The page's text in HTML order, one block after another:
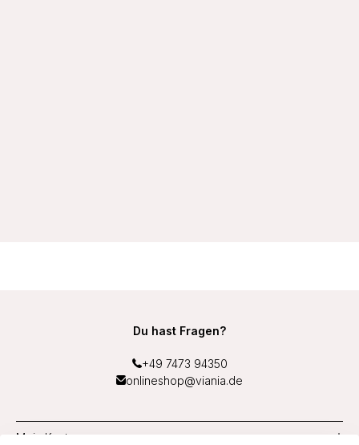
Du hast Fragen?
+49 7473 94350
onlineshop@viania.de
Mein Konto